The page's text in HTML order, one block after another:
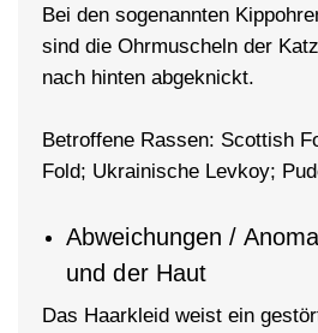
Bei den sogenannten
sind die Ohrmuscheln der
nach hinten abgeknickt.
Betroffene Rassen: Scottish
Fold; Ukrainische Levkoy;
Abweichungen /
und der Haut
Das Haarkleid weist ein